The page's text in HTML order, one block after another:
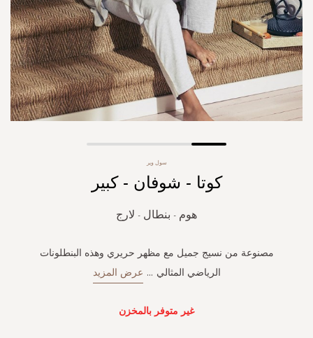
سول وير
كوتا - شوفان - كبير
هوم - بنطال - لارج
مصنوعة من نسيج جميل مع مظهر حريري وهذه البنطلونات
الرياضي المثالي ... عرض المزيد
غير متوفر بالمخزن